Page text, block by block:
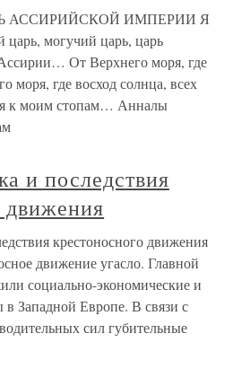
АССИРИЙСКОЙ ИМПЕРИИ Я
могучий царь, царь
От Верхнего моря, где
моря, где восход солнца, всех
к моим стопам… Анналы
и последствия
движения
крестоносного движения
движение угасло. Главной
социально-экономические и
Западной Европе. В связи с
сил губительные